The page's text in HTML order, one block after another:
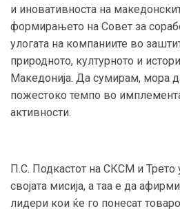
и иновативноста на
формирањето на Совет за
улогата на компаниите во
природното, културното и
Македонија. Да сумирам, мора
пожестоко темпо во
активности.
П.С. Подкастот на СКСМ и
својата мисија, а таа е да
лидери кои ќе го понесат